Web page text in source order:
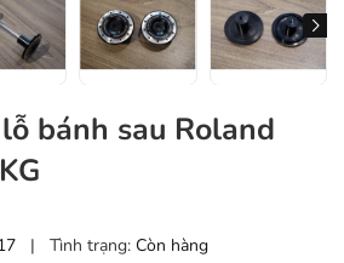
bánh sau Roland
| Tình trạng: Còn hàng